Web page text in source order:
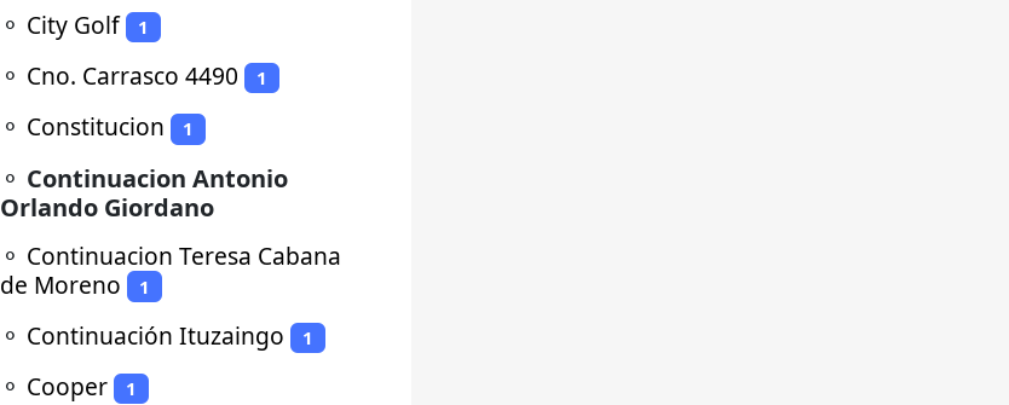
⚬ City Golf 1
⚬ Cno. Carrasco 4490 1
⚬ Constitucion 1
⚬ Continuacion Antonio
Orlando Giordano
⚬ Continuacion Teresa Cabana
de Moreno
1
⚬ Continuación Ituzaingo 1
⚬ Cooper 1